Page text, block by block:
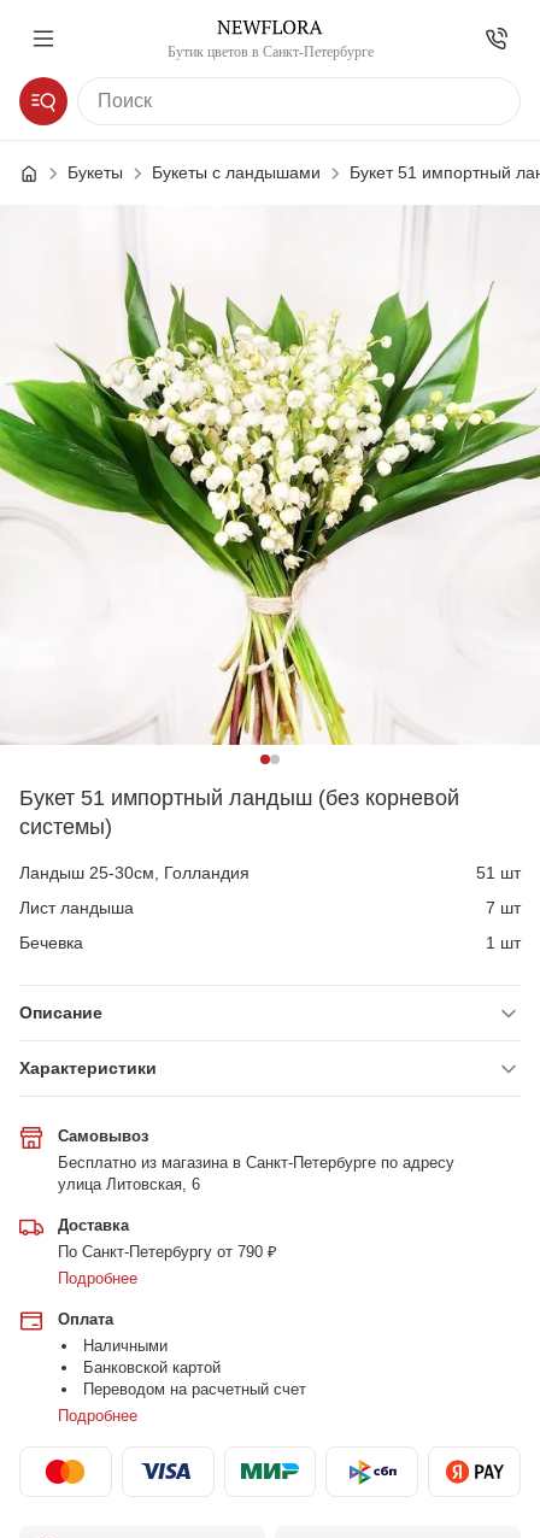
Бутик цветов в Санкт-Петербурге
Букеты Букеты с ландышами Букет 51 импортный
Букет 51 импортный ландыш (без корневой
системы)
Ландыш 25-30см, Голландия
51 шт
Лист ландыша
7 шт
Бечевка
1 шт
Описание
Характеристики
Самовывоз
Бесплатно из магазина в Санкт-Петербурге по адресу
улица Литовская, 6
Доставка
По Санкт-Петербургу от 790 ₽
Подробнее
Оплата
Наличными
Банковской картой
Переводом на расчетный счет
Подробнее